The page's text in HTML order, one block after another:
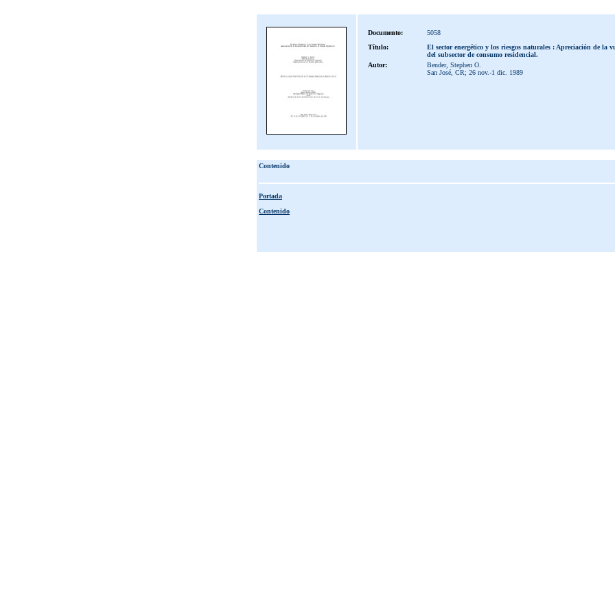
Documento:
5058
Título:
El sector energético y los riesgos naturales : Apreciación de la
del subsector de consumo residencial.
Autor:
Bender, Stephen O.
San José, CR; 26 nov.-1 dic. 1989
Contenido
Portada
Contenido